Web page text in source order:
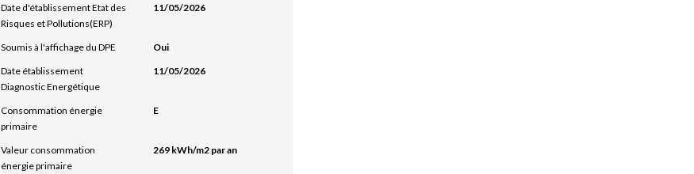
Date d'établissement Etat des
Risques et Pollutions(ERP)
11/05/2026
Soumis à l'affichage du DPE
Oui
Date établissement
Diagnostic Energétique
11/05/2026
Consommation énergie
primaire
E
Valeur consommation
énergie primaire
269 kWh/m2 par an